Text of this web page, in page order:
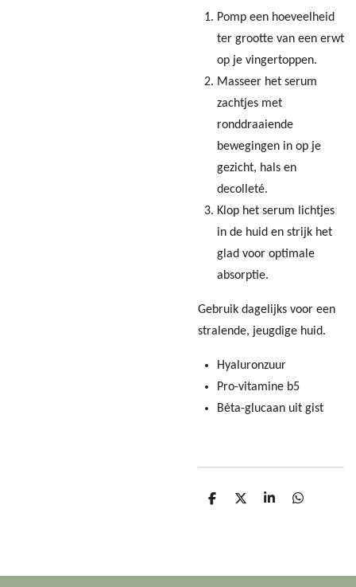
Pomp een hoeveelheid
ter grootte van een erwt
op je vingertoppen.
Masseer het serum
zachtjes met
ronddraaiende
bewegingen in op je
gezicht, hals en
decolleté.
Klop het serum lichtjes
in de huid en strijk het
glad voor optimale
absorptie.
Gebruik dagelijks voor een
stralende, jeugdige huid.
Hyaluronzuur
Pro-vitamine b5
Bèta-glucaan uit gist
D
D
S
D